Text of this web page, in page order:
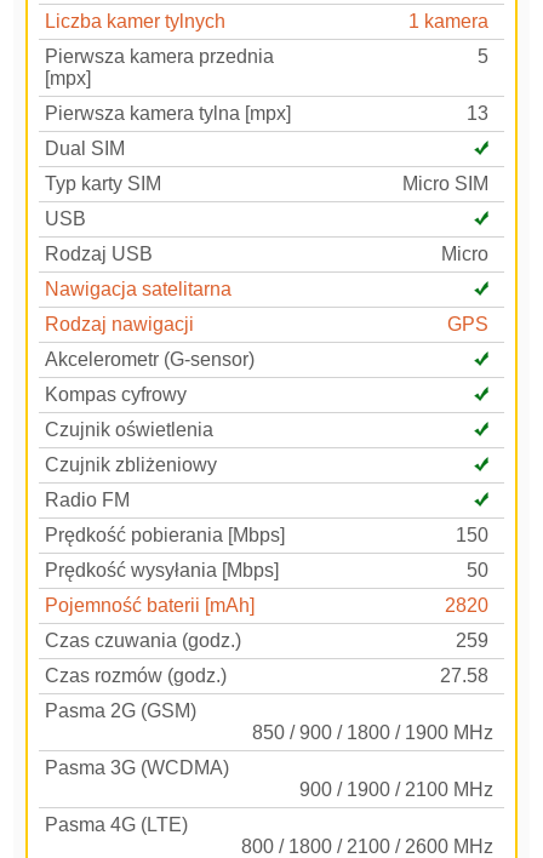
Liczba kamer tylnych
1 kamera
Pierwsza kamera przednia
[mpx]
5
Pierwsza kamera tylna [mpx]
13
Dual SIM
Typ karty SIM
Micro SIM
USB
Rodzaj USB
Micro
Nawigacja satelitarna
Rodzaj nawigacji
GPS
Akcelerometr (G-sensor)
Kompas cyfrowy
Czujnik oświetlenia
Czujnik zbliżeniowy
Radio FM
Prędkość pobierania [Mbps]
150
Prędkość wysyłania [Mbps]
50
Pojemność baterii [mAh]
2820
Czas czuwania (godz.)
259
Czas rozmów (godz.)
27.58
Pasma 2G (GSM)
850 / 900 / 1800 / 1900 MHz
Pasma 3G (WCDMA)
900 / 1900 / 2100 MHz
Pasma 4G (LTE)
800 / 1800 / 2100 / 2600 MHz